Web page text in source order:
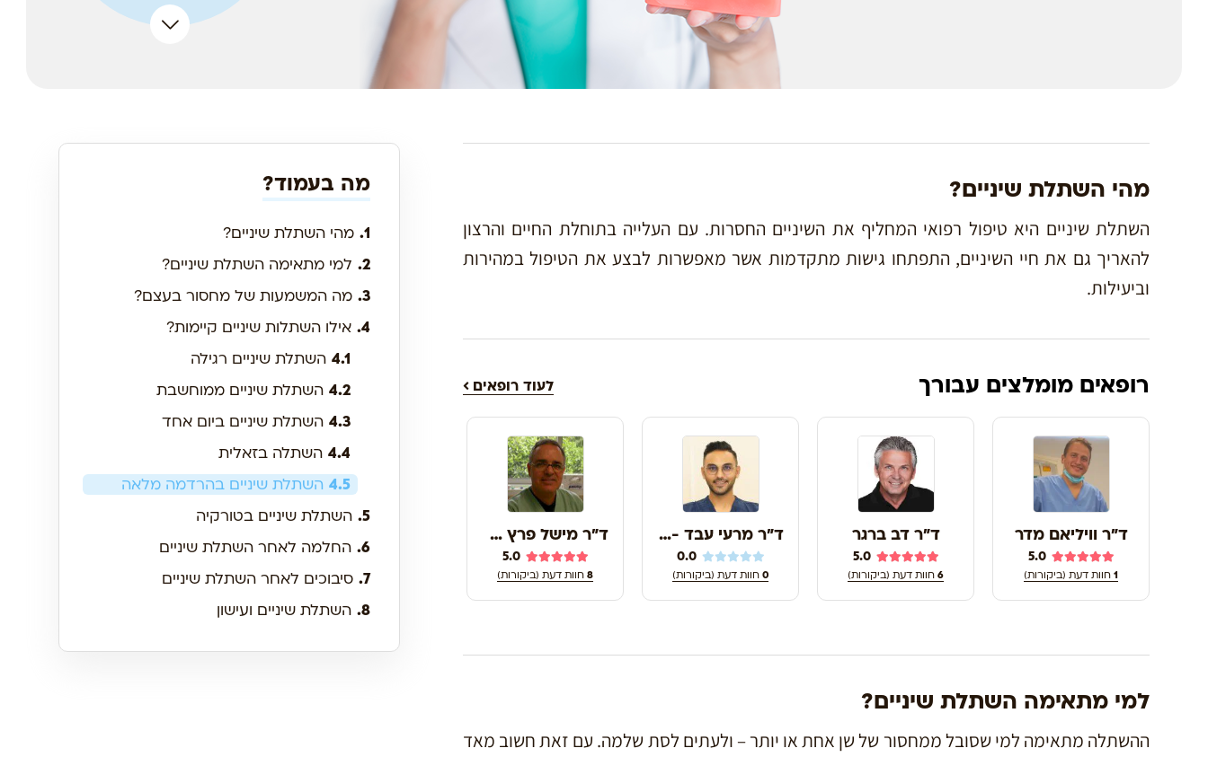
מהי השתלת שיניים?
השתלת שיניים היא טיפול רפואי המחליף את השיניים החסרות. עם העלייה בתוחלת החיים והרצון
להאריך גם את חיי השיניים, התפתחו גישות מתקדמות אשר מאפשרות לבצע את הטיפול במהירות
וביעילות.
רופאים מומלצים עבורך לעוד רופאים
ד"ר וויליאם מדר
5.0
1 חוות דעת (ביקורות)
ד"ר דב ברגר
5.0
6 חוות דעת (ביקורות)
ד"ר מרעי עבד - לוקס דנטל
0.0
0 חוות דעת (ביקורות)
ד"ר מישל פרץ דוידי
5.0
8 חוות דעת (ביקורות)
למי מתאימה השתלת שיניים?
ההשתלה מתאימה למי שסובל ממחסור של שן אחת או יותר – ולעתים לסת שלמה. עם זאת חשוב מאד
מה בעמוד?
1. מהי השתלת שיניים?
2. למי מתאימה השתלת שיניים?
3. מה המשמעות של מחסור בעצם?
4. אילו השתלות שיניים קיימות?
4.1 השתלת שיניים רגילה
4.2 השתלת שיניים ממוחשבת
4.3 השתלת שיניים ביום אחד
4.4 השתלה בזאלית
4.5 השתלת שיניים בהרדמה מלאה
5. השתלת שיניים בטורקיה
6. החלמה לאחר השתלת שיניים
7. סיבוכים לאחר השתלת שיניים
8. השתלת שיניים ועישון